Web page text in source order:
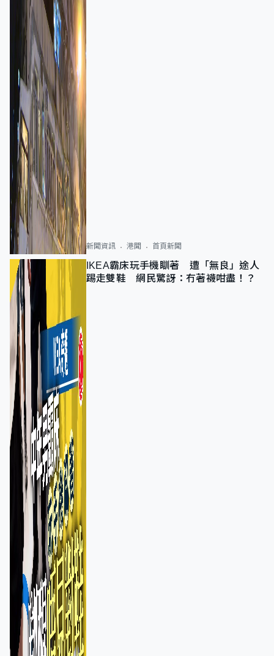
新聞資訊 港聞 首頁新聞
IKEA霸床玩手機瞓著 遭「無良」途人
踢走雙鞋 網民驚訝：冇著襪咁盡！？